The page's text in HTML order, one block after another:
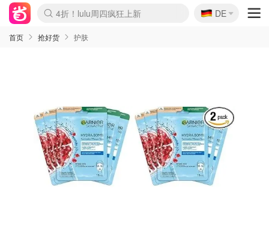
Boticinal 夏促开抢！
4折！lulu周四疯狂上新
还没结束！&OtherStories大促
Joybuy变相75折 随时失效
速领！Stanley独家85折
疑似霸哥！Camper额外叠85折
Zalando 奥莱闪促！每日更新
Moncler反季囤！5折起+叠9折
Coach Brooklyn仅€192
🇩🇪
DE
首页 抢好货 护肤